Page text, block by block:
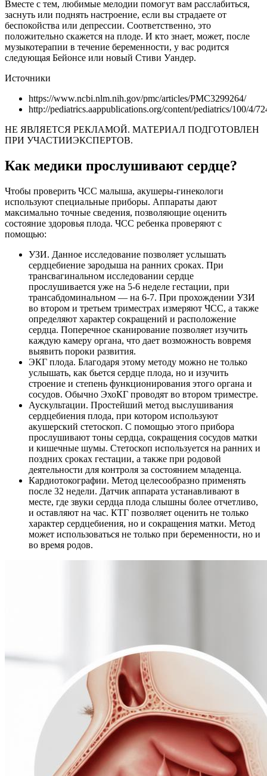
Вместе с тем, любимые мелодии помогут вам расслабиться,
заснуть или поднять настроение, если вы страдаете от
беспокойства или депрессии. Соответственно, это
положительно скажется на плоде. И кто знает, может, после
музыкотерапии в течение беременности, у вас родится
следующая Бейонсе или новый Стиви Уандер.
Источники
https://www.ncbi.nlm.nih.gov/pmc/articles/PMC3299264/
http://pediatrics.aappublications.org/content/pediatrics/100/4/
НЕ ЯВЛЯЕТСЯ РЕКЛАМОЙ. МАТЕРИАЛ ПОДГОТОВЛЕН
ПРИ УЧАСТИИЭКСПЕРТОВ.
Как медики прослушивают сердце?
Чтобы проверить ЧСС малыша, акушеры-гинекологи
используют специальные приборы. Аппараты дают
максимально точные сведения, позволяющие оценить
состояние здоровья плода. ЧСС ребенка проверяют с
помощью:
УЗИ. Данное исследование позволяет услышать
сердцебиение зародыша на ранних сроках. При
трансвагинальном исследовании сердце
прослушивается уже на 5-6 неделе гестации, при
трансабдоминальном — на 6-7. При прохождении УЗИ
во втором и третьем триместрах измеряют ЧСС, а также
определяют характер сокращений и расположение
сердца. Поперечное сканирование позволяет изучить
каждую камеру органа, что дает возможность вовремя
выявить пороки развития.
ЭКГ плода. Благодаря этому методу можно не только
услышать, как бьется сердце плода, но и изучить
строение и степень функционирования этого органа и
сосудов. Обычно ЭхоКГ проводят во втором триместре.
Аускультации. Простейший метод выслушивания
сердцебиения плода, при котором используют
акушерский стетоскоп. С помощью этого прибора
прослушивают тоны сердца, сокращения сосудов матки
и кишечные шумы. Стетоскоп используется на ранних и
поздних сроках гестации, а также при родовой
деятельности для контроля за состоянием младенца.
Кардиотокографии. Метод целесообразно применять
после 32 недели. Датчик аппарата устанавливают в
месте, где звуки сердца плода слышны более отчетливо,
и оставляют на час. КТГ позволяет оценить не только
характер сердцебиения, но и сокращения матки. Метод
может использоваться не только при беременности, но и
во время родов.